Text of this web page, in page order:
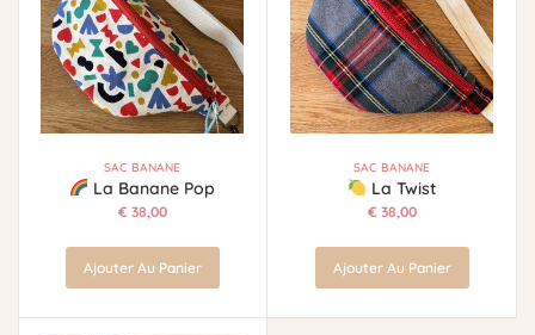
SAC BANANE
La Banane Pop
€ 38,00
Ajouter Au Panier
SAC BANANE
La Twist
€ 38,00
Ajouter Au Panier